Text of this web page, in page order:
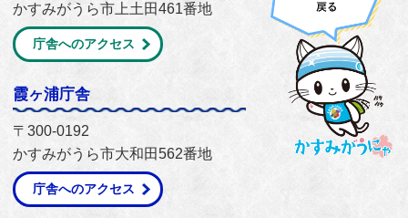
かすみがうら市上土田461番地
庁舎へのアクセス
霞ヶ浦庁舎
〒300-0192
かすみがうら市大和田562番地
庁舎へのアクセス